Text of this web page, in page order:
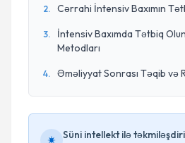
2. Cərrahi İntensiv Baxımın
3.
İntensiv Baxımda Tətbiq
Metodları
4. Əməliyyat Sonrası Təqib və
Süni intellekt ilə